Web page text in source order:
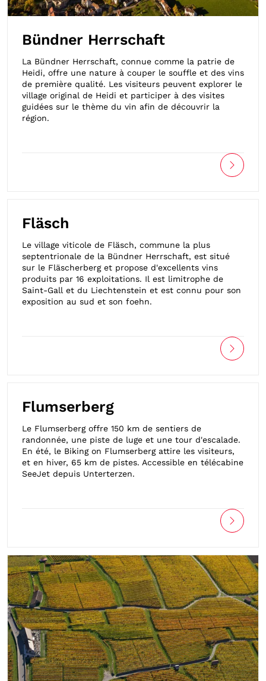
Bündner Herrschaft
La Bündner Herrschaft, connue comme la patrie de
Heidi, offre une nature à couper le souffle et des vins
de première qualité. Les visiteurs peuvent explorer le
village original de Heidi et participer à des visites
guidées sur le thème du vin afin de découvrir la
région.
Fläsch
Le village viticole de Fläsch, commune la plus
septentrionale de la Bündner Herrschaft, est situé
sur le Fläscherberg et propose d'excellents vins
produits par 16 exploitations. Il est limitrophe de
Saint-Gall et du Liechtenstein et est connu pour son
exposition au sud et son foehn.
Flumserberg
Le Flumserberg offre 150 km de sentiers de
randonnée, une piste de luge et une tour d'escalade.
En été, le Biking on Flumserberg attire les visiteurs,
et en hiver, 65 km de pistes. Accessible en télécabine
SeeJet depuis Unterterzen.